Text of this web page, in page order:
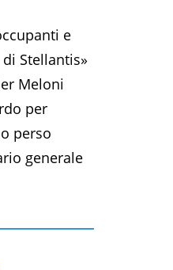
e
Stellantis»
Meloni
per
perso
generale